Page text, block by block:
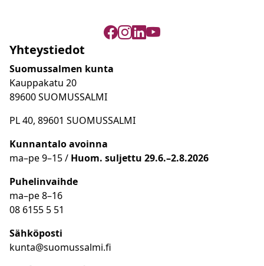
Yhteystiedot
Suomussalmen kunta
Kauppakatu 20
89600 SUOMUSSALMI
PL 40, 89601 SUOMUSSALMI
Kunnantalo avoinna
ma–pe 9–15 / Huom. suljettu 29.6.–2.8.2026
Puhelinvaihde
ma–pe 8–16
08 6155 5 51
Sähköposti
kunta@suomussalmi.fi